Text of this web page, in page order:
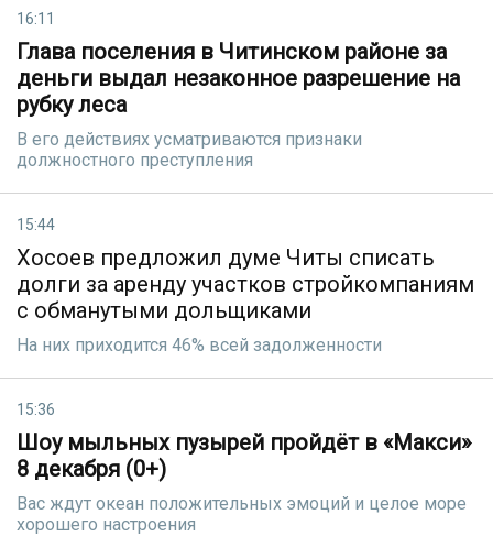
16:11
Глава поселения в Читинском районе за
деньги выдал незаконное разрешение на
рубку леса
В его действиях усматриваются признаки
должностного преступления
15:44
Хосоев предложил думе Читы списать
долги за аренду участков стройкомпаниям
с обманутыми дольщиками
На них приходится 46% всей задолженности
15:36
Шоу мыльных пузырей пройдёт в «Макси»
8 декабря (0+)
Вас ждут океан положительных эмоций и целое море
хорошего настроения